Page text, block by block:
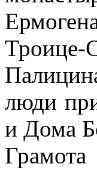
Троице-
люди
и Дома